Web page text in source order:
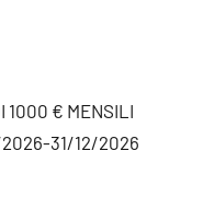
1000 € MENSILI
2026-31/12/2026